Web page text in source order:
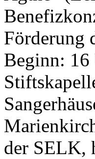
Förderung
Beginn: 16
der SELK,